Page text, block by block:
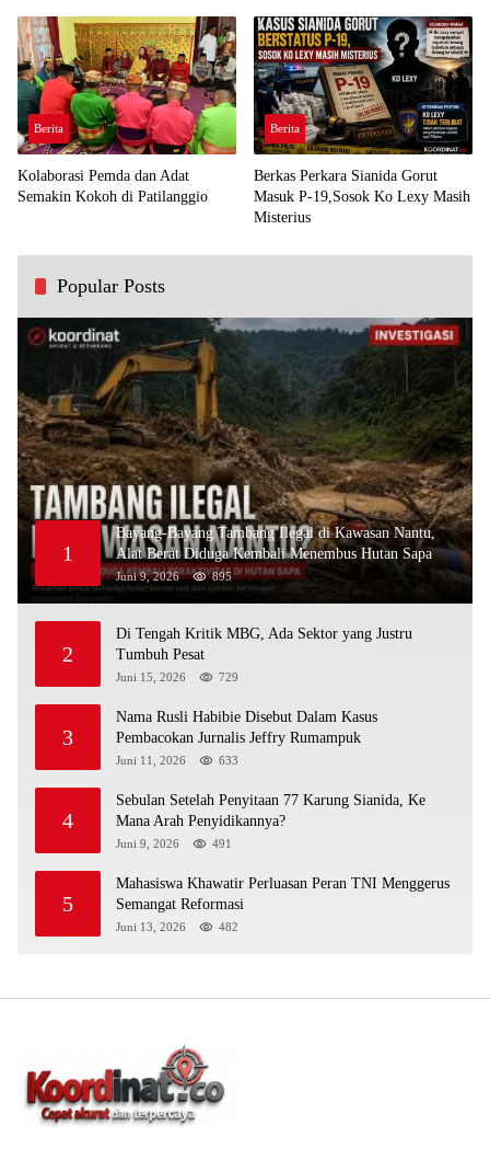
Berita
Kolaborasi Pemda dan Adat
Semakin Kokoh di Patilanggio
Berita
Berkas Perkara Sianida Gorut
Masuk P-19,Sosok Ko Lexy Masih
Misterius
Popular Posts
1
Bayang-Bayang Tambang Ilegal di Kawasan Nantu,
Alat Berat Diduga Kembali Menembus Hutan Sapa
Juni 9, 2026 895
2
Di Tengah Kritik MBG, Ada Sektor yang Justru
Tumbuh Pesat
Juni 15, 2026 729
3
Nama Rusli Habibie Disebut Dalam Kasus
Pembacokan Jurnalis Jeffry Rumampuk
Juni 11, 2026 633
4
Sebulan Setelah Penyitaan 77 Karung Sianida, Ke
Mana Arah Penyidikannya?
Juni 9, 2026 491
5
Mahasiswa Khawatir Perluasan Peran TNI Menggerus
Semangat Reformasi
Juni 13, 2026 482